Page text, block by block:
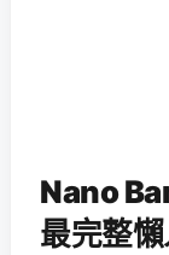
Nano
最完整